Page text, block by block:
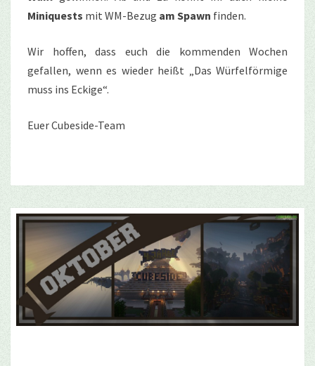
Miniquests mit WM-Bezug am Spawn finden.
Wir hoffen, dass euch die kommenden Wochen
gefallen, wenn es wieder heißt „Das Würfelförmige
muss ins Eckige“.
Euer Cubeside-Team